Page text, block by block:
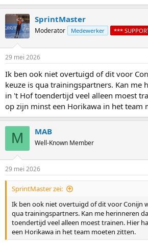
SprintMaster
Moderator Medewerker ***
29 mei 2026
Ik ben ook niet overtuigd of dit voor
keuze is qua trainingspartners. Kan me
in 't Hof toendertijd veel alleen moest
op zijn minst een Horikawa in het team
M MAB
Well-Known Member
29 mei 2026
SprintMaster zei:
Ik ben ook niet overtuigd of dit voor Conijn
qua trainingspartners. Kan me herinneren
toendertijd veel alleen moest trainen. Hier
een Horikawa in het team moeten zitten.